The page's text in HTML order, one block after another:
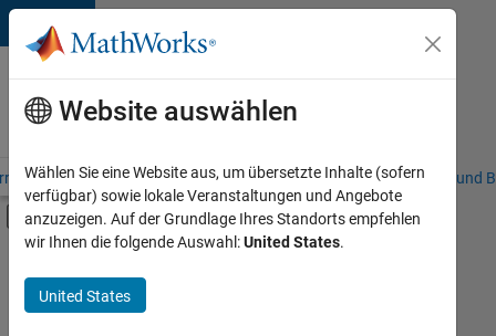
Weiter zum Inhalt
Karriere
bei
MathWorks
– Übersicht Stellensuche Niederlassungen Studierende und
Umschaltung für Off-Canvas-
Hauptinhalt
Commercial Sales
Customer Support
+6
Website auswählen
Wählen Sie eine Website aus, um übersetzte Inhalte (sofern
verfügbar) sowie lokale Veranstaltungen und Angebote
anzuzeigen. Auf der Grundlage Ihres Standorts empfehlen
wir Ihnen die folgende Auswahl:United States.
United States